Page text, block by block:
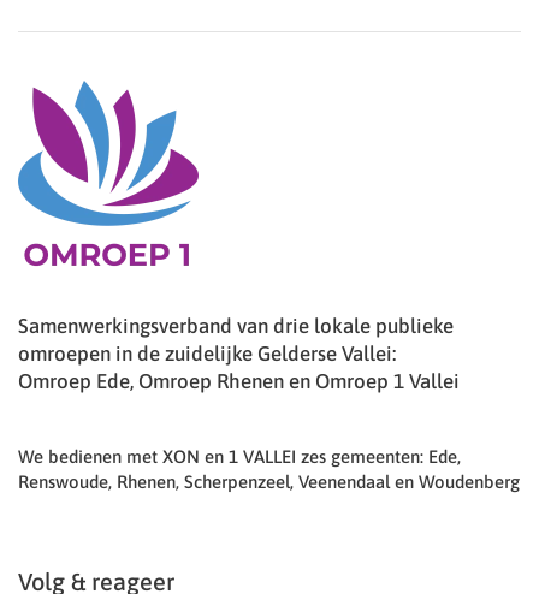
Samenwerkingsverband van drie lokale publieke
omroepen in de zuidelijke Gelderse Vallei:
Omroep Ede, Omroep Rhenen en Omroep 1 Vallei
We bedienen met XON en 1 VALLEI zes gemeenten: Ede,
Renswoude, Rhenen, Scherpenzeel, Veenendaal en Woudenberg
Volg & reageer